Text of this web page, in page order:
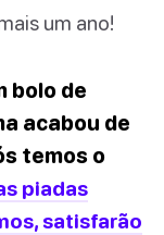
um ano!
bolo de
acabou de
temos o
piadas
satisfarão